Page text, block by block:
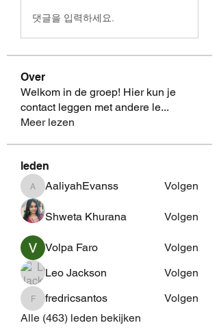
댓글을 입력하세요.
Over
Welkom in de groep! Hier kun je
contact leggen met andere le...
Meer lezen
leden
AaliyahEvanss
AaliyahEvanss Volgen
Shweta Khurana Volgen
Volpa Faro
Volgen
Leo Jackson
Volgen
fredricsantos
fredricsantos
Volgen
Alle (463) leden bekijken